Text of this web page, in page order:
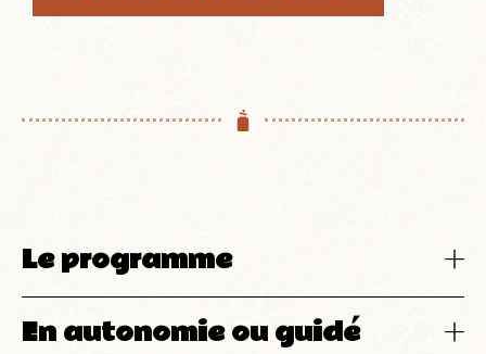
Le programme​
En autonomie ou guidé